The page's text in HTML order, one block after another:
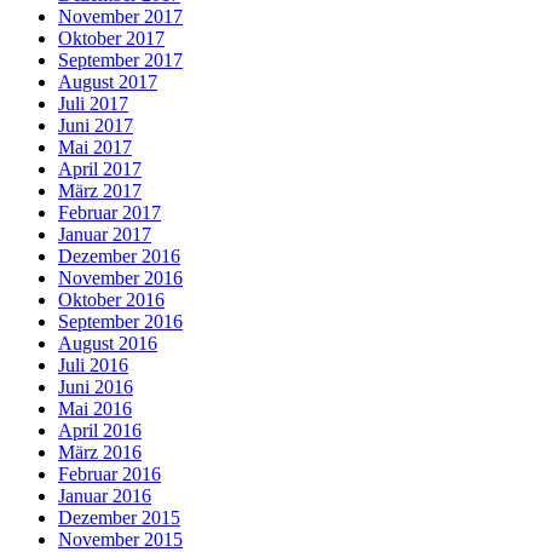
November 2017
Oktober 2017
September 2017
August 2017
Juli 2017
Juni 2017
Mai 2017
April 2017
März 2017
Februar 2017
Januar 2017
Dezember 2016
November 2016
Oktober 2016
September 2016
August 2016
Juli 2016
Juni 2016
Mai 2016
April 2016
März 2016
Februar 2016
Januar 2016
Dezember 2015
November 2015